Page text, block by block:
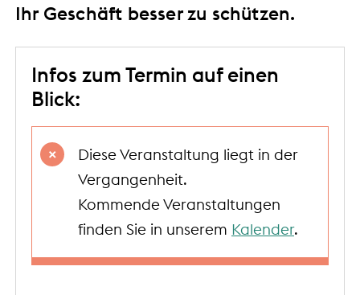
Ihr Geschäft besser zu schützen.
Infos zum Termin auf einen
Blick:
Diese Veranstaltung liegt in der
Vergangenheit.
Kommende Veranstaltungen
finden Sie in unserem Kalender.